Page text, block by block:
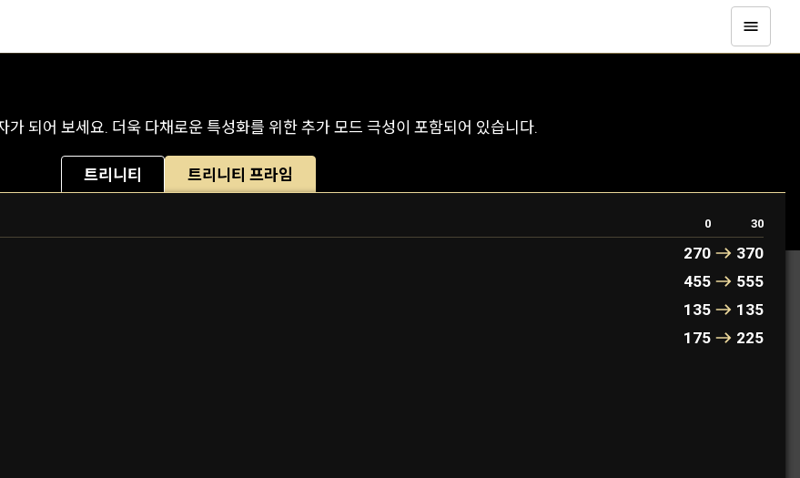
되어 보세요. 더욱 다채로운 특성화를 위한 추가 모드 극성이 포함되어 있습니다.
트리니티 트리니티 프라임
0 30
270
370
455
555
135
135
175 225